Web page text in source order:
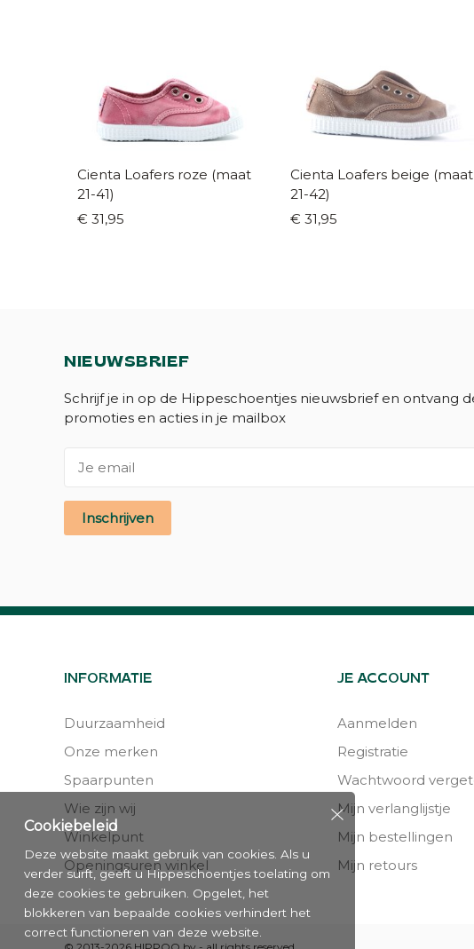
Cienta Loafers roze (maat
21-41)
€ 31,95
Cienta Loafers beige (maat
21-42)
€ 31,95
NIEUWSBRIEF
Schrijf je in op de Hippeschoentjes nieuwsbrief en ontvang
promoties en acties in je mailbox
Inschrijven
INFORMATIE
Duurzaamheid
Onze merken
Spaarpunten
Wie zijn wij
Winkelpunt
Openingsuren winkel
JE ACCOUNT
Aanmelden
Registratie
Wachtwoord
Mijn verlanglijstje
Mijn bestellingen
Mijn retours
Cookiebeleid
Deze website maakt gebruik van cookies. Als u
verder surft, geeft u Hippeschoentjes toelating om
deze cookies te gebruiken. Opgelet, het
blokkeren van bepaalde cookies verhindert het
correct functioneren van deze website.